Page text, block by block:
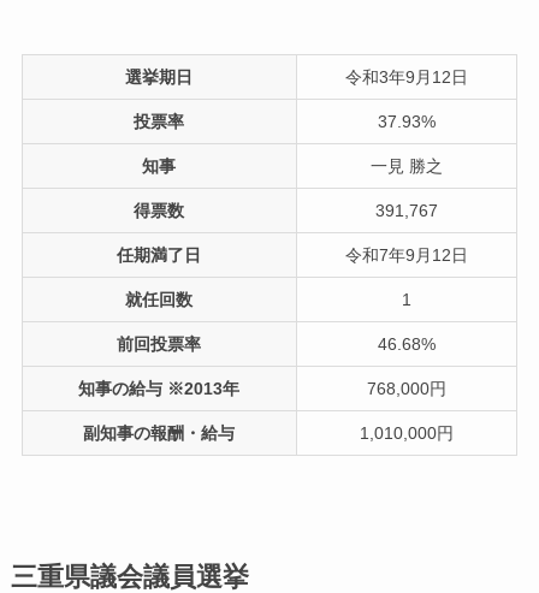
選挙期日 令和3年9月12日
投票率 37.93%
知事 一見 勝之
得票数 391,767
任期満了日 令和7年9月12日
就任回数 1
前回投票率 46.68%
知事の給与 ※2013年 768,000円
副知事の報酬・給与 1,010,000円
三重県議会議員選挙